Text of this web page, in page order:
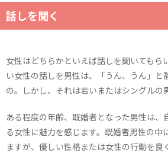
話しを聞く
女性はどちらかといえば話しを聞いてもら
い女性の話しを男性は、「うん、うん」と
の。しかし、それは若いまたはシングルの
ある程度の年齢、既婚者となった男性は、
る女性に魅力を感じます。既婚者男性の中
ますが、優しい性格または女性の行動を良